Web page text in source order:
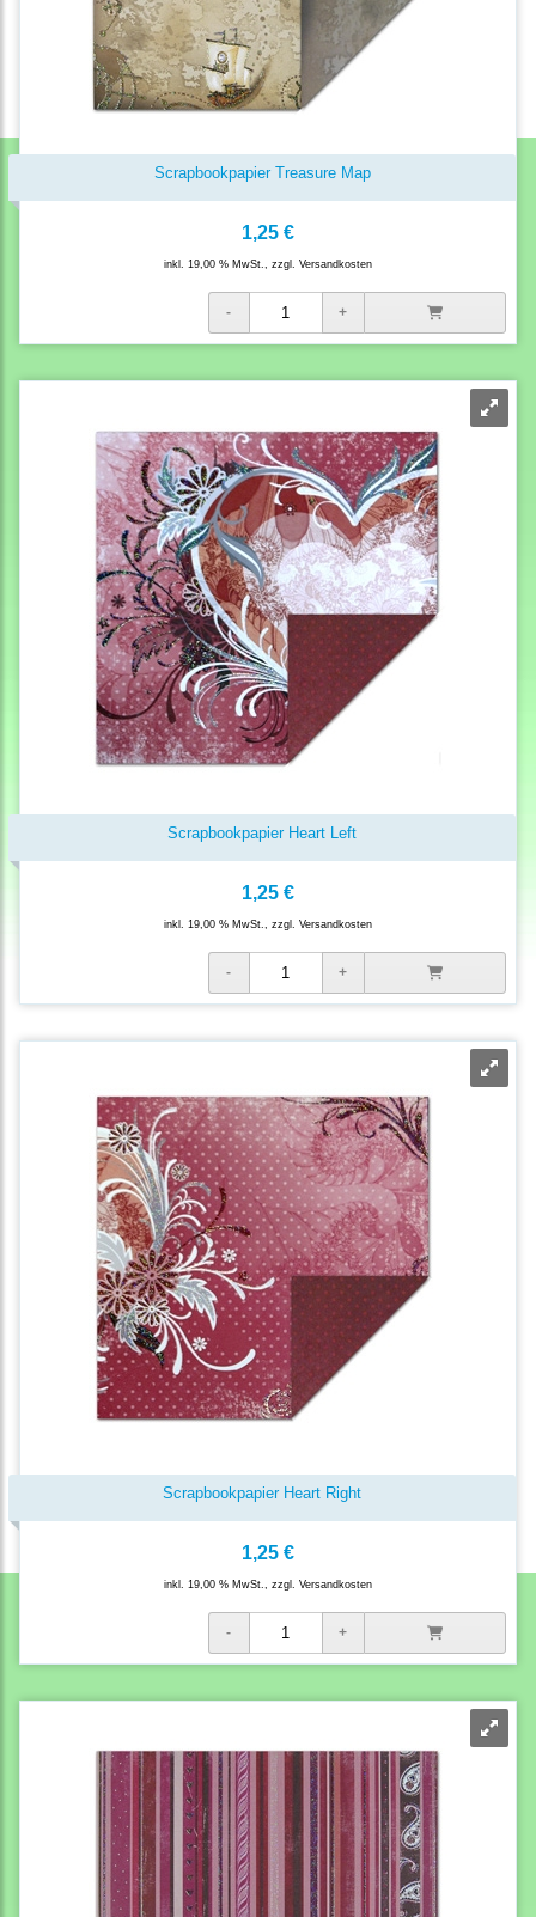
Scrapbookpapier Treasure Map
1,25 €
inkl. 19,00 % MwSt., zzgl. Versandkosten
Scrapbookpapier Heart Left
1,25 €
inkl. 19,00 % MwSt., zzgl. Versandkosten
Scrapbookpapier Heart Right
1,25 €
inkl. 19,00 % MwSt., zzgl. Versandkosten